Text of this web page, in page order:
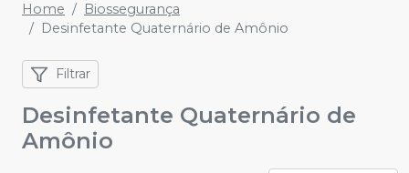
Home
Biossegurança
Desinfetante Quaternário de Amônio
Filtrar
Desinfetante Quaternário de
Amônio